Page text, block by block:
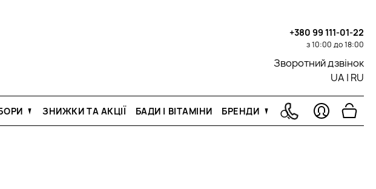
+380 99 111-01-22
з 10:00 до 18:00
Зворотний дзвінок
UA | RU
ЗНИЖКИ ТА АКЦІЇ БАДИ І ВІТАМІНИ БРЕНДИ